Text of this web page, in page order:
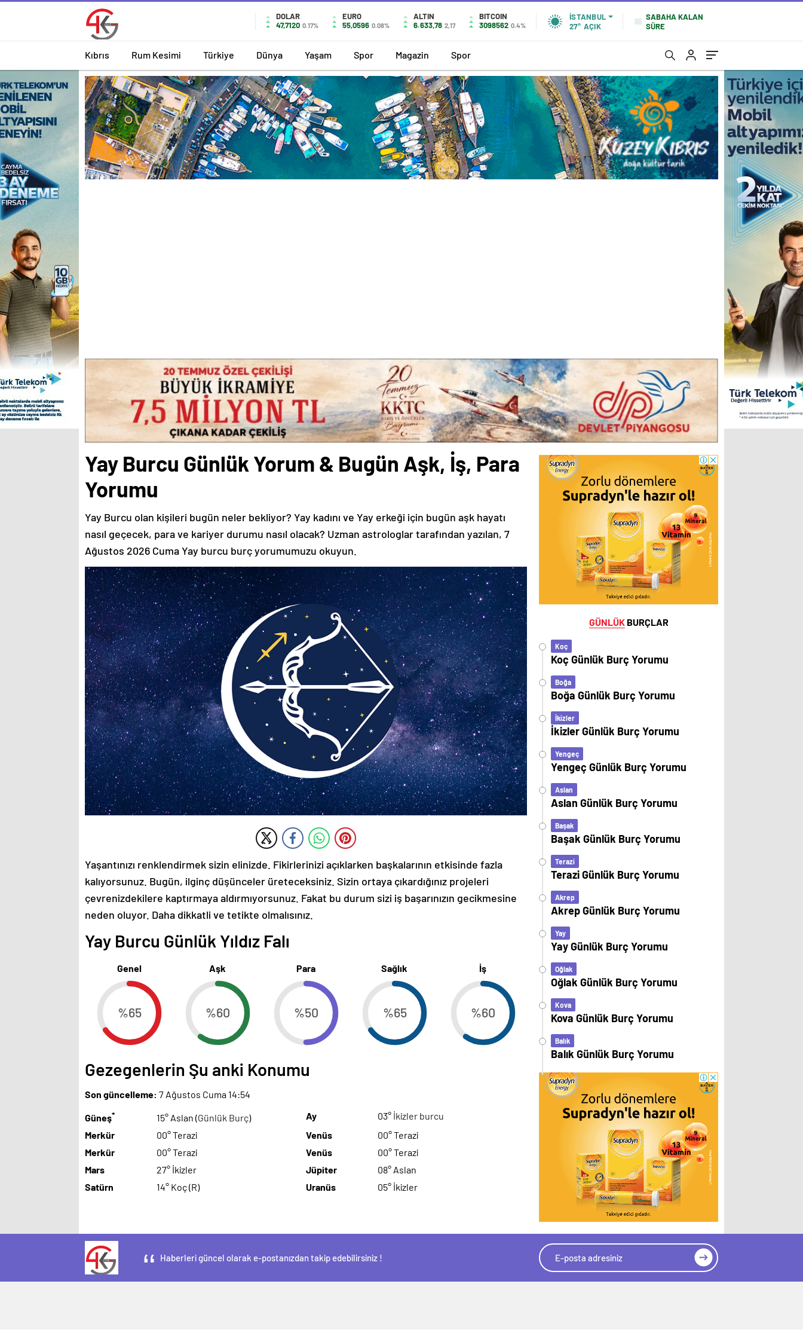
DOLAR
47,7120 0.17%
EURO
55,0596 0.08%
ALTIN
6.633,78 2,17
BITCOIN
3098562 0.4%
İSTANBUL
27° AÇIK
SABAHA KALAN
SÜRE
Kıbrıs Rum Kesimi Türkiye Dünya Yaşam Spor Magazin Spor
Yay Burcu Günlük Yorum & Bugün Aşk, İş, Para
Yorumu
Yay Burcu olan kişileri bugün neler bekliyor? Yay kadını ve Yay erkeği için bugün aşk hayatı
nasıl geçecek, para ve kariyer durumu nasıl olacak? Uzman astrologlar tarafından yazılan, 7
Ağustos 2026 Cuma Yay burcu burç yorumumuzu okuyun.
Yaşantınızı renklendirmek sizin elinizde. Fikirlerinizi açıklarken başkalarının etkisinde fazla
kalıyorsunuz. Bugün, ilginç düşünceler üreteceksiniz. Sizin ortaya çıkardığınız projeleri
çevrenizdekilere kaptırmaya aldırmıyorsunuz. Fakat bu durum sizi iş başarınızın gecikmesine
neden oluyor. Daha dikkatli ve tetikte olmalısınız.
Yay Burcu Günlük Yıldız Falı
Genel
%65
Aşk
%60
Para
%50
Sağlık
%65
İş
%60
Gezegenlerin Şu anki Konumu
Son güncelleme: 7 Ağustos Cuma 14:54
Güneş* 15° Aslan (Günlük Burç) Ay 03° İkizler burcu
Merkür
00° Terazi Venüs
00° Terazi
Merkür
00° Terazi Venüs
00° Terazi
Mars
27° İkizler Jüpiter
08° Aslan
Satürn
14° Koç (R) Uranüs 05° İkizler
GÜNLÜKBURÇLAR
Koç
Koç Günlük Burç Yorumu
Boğa
Boğa Günlük Burç Yorumu
İkizler
İkizler Günlük Burç Yorumu
Yengeç
Yengeç Günlük Burç Yorumu
Aslan
Aslan Günlük Burç Yorumu
Başak
Başak Günlük Burç Yorumu
Terazi
Terazi Günlük Burç Yorumu
Akrep
Akrep Günlük Burç Yorumu
Yay
Yay Günlük Burç Yorumu
Oğlak
Oğlak Günlük Burç Yorumu
Kova
Kova Günlük Burç Yorumu
Balık
Balık Günlük Burç Yorumu
Haberleri güncel olarak e-postanızdan takip edebilirsiniz !